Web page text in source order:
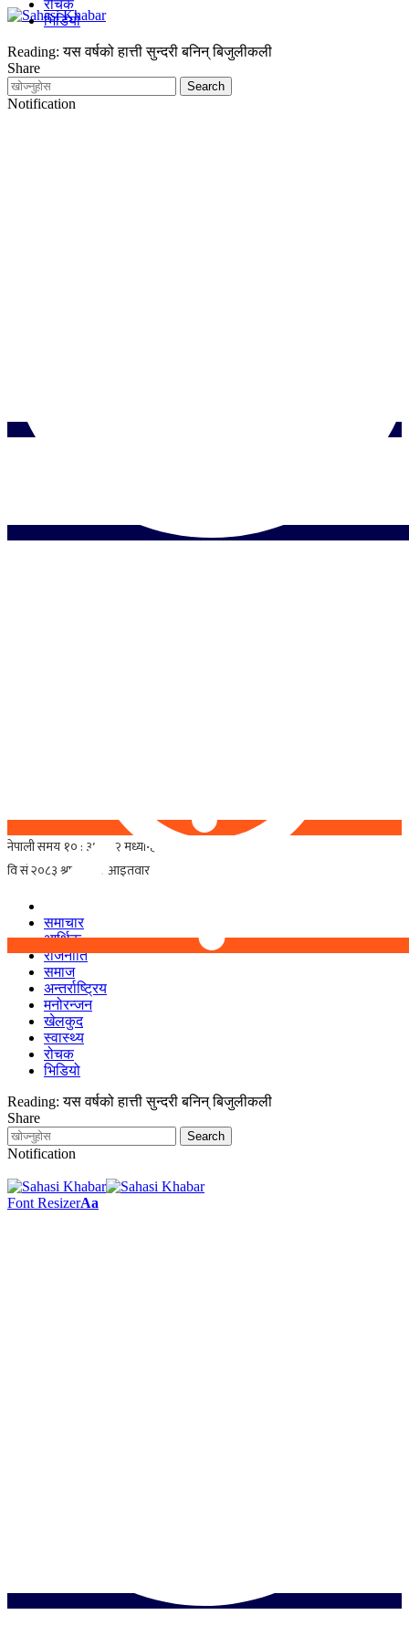
समाचार
आर्थिक
राजनीति
समाज
अन्तर्राष्ट्रिय
मनोरन्जन
खेलकुद
स्वास्थ्य
रोचक
भिडियो
Reading: यस वर्षको हात्ती सुन्दरी बनिन् बिजुलीकली
Share
Notification
रोचक
भिडियो
Reading: यस वर्षको हात्ती सुन्दरी बनिन् बिजुलीकली
Share
Notification
Font ResizerAa